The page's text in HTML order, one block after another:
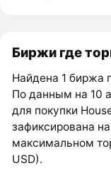
Биржи где
Найдена 1 биржа
По данным на 10
для покупки
зафиксирована
максимальном
USD).